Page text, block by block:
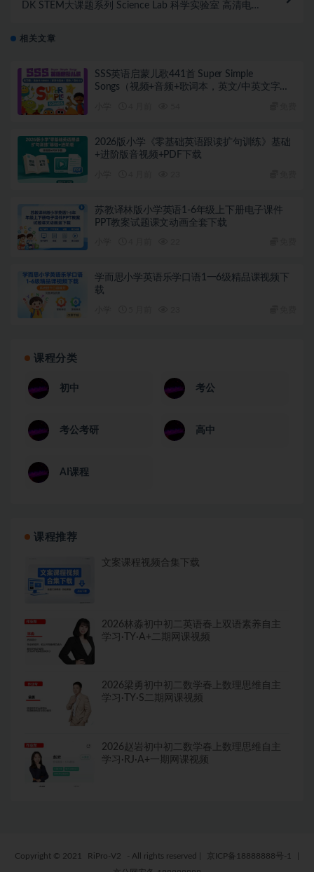
DK STEM大课题系列 Science Lab 科学实验室 高清电
相关文章
SSS英语启蒙儿歌441首 Super Simple
Songs（视频+音频+歌词本，英文/中英文字
2026版小学《零基础英语跟读扩句训练》基础
+进阶版音视频+PDF下载
苏教译林版小学英语1-6年级上下册电子课件
PPT教案试题课文动画全套下载
学而思小学英语乐学口语1一6级精品课视频下
载
课程分类
初中 考公
考公考研 高中
AI课程
课程推荐
文案课程视频合集下载
2026林淼初中初二英语春上双语素养自主
学习·TY·A+二期网课视频
2026梁勇初中初二数学春上数理思维自主
学习·TY·S二期网课视频
2026赵岩初中初二数学春上数理思维自主
学习·RJ·A+一期网课视频
Copyright © 2021 RiPro-V2 - All rights reserved 京ICP备18888888号-1